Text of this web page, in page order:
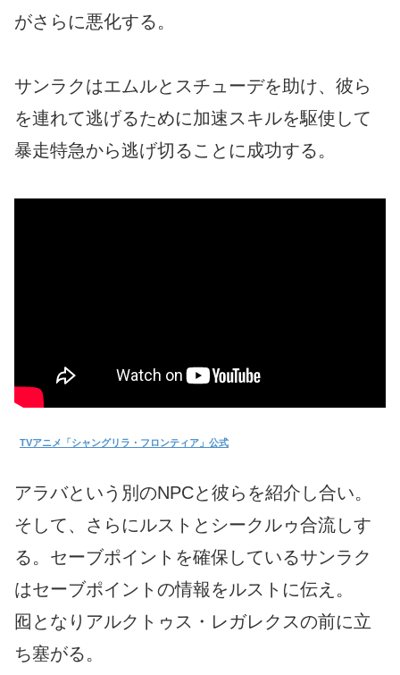
がさらに悪化する。
サンラクはエムルとスチューデを助け、彼ら
を連れて逃げるために加速スキルを駆使して
暴走特急から逃げ切ることに成功する。
TVアニメ「シャングリラ・フロンティア」公式
アラバという別のNPCと彼らを紹介し合い。
そして、さらにルストとシークルゥ合流しす
る。セーブポイントを確保しているサンラク
はセーブポイントの情報をルストに伝え。
囮となりアルクトゥス・レガレクスの前に立
ち塞がる。